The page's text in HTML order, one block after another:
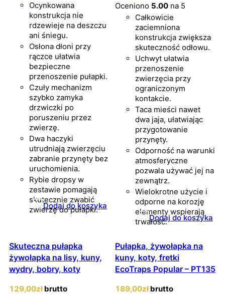
Ocynkowana
konstrukcja nie
rdzewieje na deszczu
ani śniegu.
Osłona dłoni przy
rączce ułatwia
bezpieczne
przenoszenie pułapki.
Czuły mechanizm
szybko zamyka
drzwiczki po
poruszeniu przez
zwierzę.
Dwa haczyki
utrudniają zwierzęciu
zabranie przynęty bez
uruchomienia.
Rybie dropsy w
zestawie pomagają
skutecznie zwabić
zwierzę do pułapki.
Dodaj do koszyka
Oceniono 5.00 na 5
Całkowicie
zaciemniona
konstrukcja zwiększa
skuteczność odłowu.
Uchwyt ułatwia
przenoszenie
zwierzęcia przy
ograniczonym
kontakcie.
Taca mieści nawet
dwa jaja, ułatwiając
przygotowanie
przynęty.
Odporność na warunki
atmosferyczne
pozwala używać jej na
zewnątrz.
Wielokrotne użycie i
odporne na korozję
elementy wspierają
trwałość.
Dodaj do koszyka
Skuteczna pułapka
żywołapka na lisy, kuny,
wydry, bobry, koty
129,00zł brutto
Pułapka, żywołapka na
kuny, koty, fretki
EcoTraps Popular – PT135
189,00zł brutto